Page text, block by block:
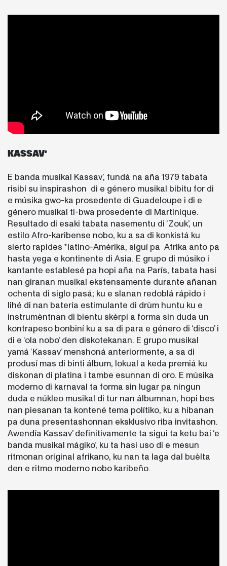
KASSAV’
E banda musikal Kassav’, fundá na aña 1979 tabata
risibí su inspirashon di e género musikal bibitu for di
e músika gwo-ka prosedente di Guadeloupe i di e
género musikal ti-bwa prosedente di Martinique.
Resultado di esaki tabata nasementu di ‘Zouk’, un
estilo Afro-karibense nobo, ku a sa di konkistá ku
sierto rapides *latino-Amérika, siguí pa Afrika anto pa
hasta yega e kontinente di Asia. E grupo di músiko i
kantante establesé pa hopi aña na París, tabata hasi
nan giranan musikal ekstensamente durante añanan
ochenta di siglo pasá; ku e slanan redoblá rápido i
lihé di nan batería estimulante di drùm huntu ku e
instrumèntnan di bientu skèrpi a forma sin duda un
kontrapeso bonbiní ku a sa di para e género di ‘disco’ i
di e ‘ola nobo’ den diskotekanan. E grupo musikal
yamá ‘Kassav’ menshoná anteriormente, a sa di
produsí mas di binti álbum, lokual a keda premiá ku
diskonan di platina i tambe esunnan di oro. E músika
moderno di karnaval ta forma sin lugar pa ningun
duda e núkleo musikal di tur nan álbumnan, hopi bes
nan piesanan ta kontené tema polítiko, ku a hibanan
pa duna presentashonnan eksklusivo riba invitashon.
Awendía Kassav’ definitivamente ta sigui ta ketu bai ‘e
banda musikal mágiko’, ku ta hasi uso di e mesun
ritmonan original afrikano, ku nan ta laga dal buèlta
den e ritmo moderno nobo karibeño.